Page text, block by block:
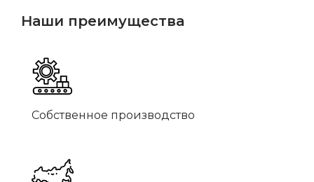
Наши преимущества
Собственное производство